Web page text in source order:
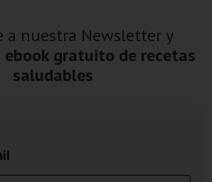
a nuestra Newsletter y
ebook gratuito de recetas
saludables